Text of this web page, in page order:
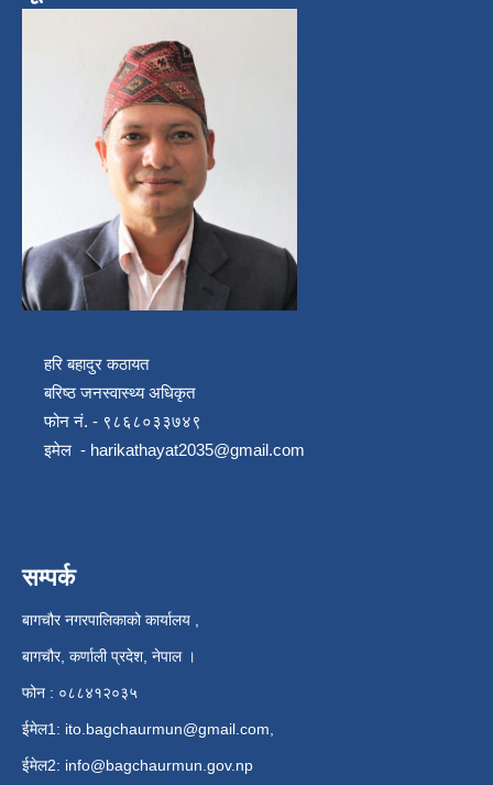
हरि बहादुर कठायत
बरिष्ठ जनस्वास्थ्य अधिकृत
फोन नं. - ९८६८०३३७४९
इमेल - harikathayat2035@gmail.com
सम्पर्क
बागचौर नगरपालिकाको कार्यालय ,
बागचौर, कर्णाली प्रदेश, नेपाल ।
फोन : ०८८४१२०३५
ईमेल1: ito.bagchaurmun@gmail.com,
ईमेल2: info@bagchaurmun.gov.np